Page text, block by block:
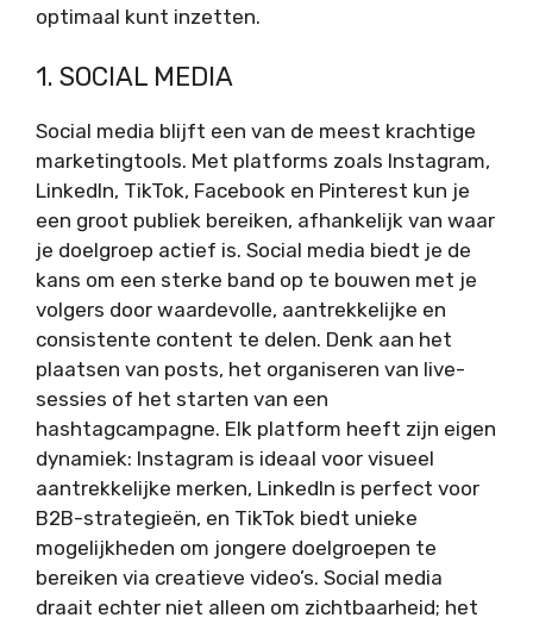
optimaal kunt inzetten.
1. SOCIAL MEDIA
Social media blijft een van de meest krachtige
marketingtools. Met platforms zoals Instagram,
LinkedIn, TikTok, Facebook en Pinterest kun je
een groot publiek bereiken, afhankelijk van waar
je doelgroep actief is. Social media biedt je de
kans om een sterke band op te bouwen met je
volgers door waardevolle, aantrekkelijke en
consistente content te delen. Denk aan het
plaatsen van posts, het organiseren van live-
sessies of het starten van een
hashtagcampagne. Elk platform heeft zijn eigen
dynamiek: Instagram is ideaal voor visueel
aantrekkelijke merken, LinkedIn is perfect voor
B2B-strategieën, en TikTok biedt unieke
mogelijkheden om jongere doelgroepen te
bereiken via creatieve video’s. Social media
draait echter niet alleen om zichtbaarheid; het